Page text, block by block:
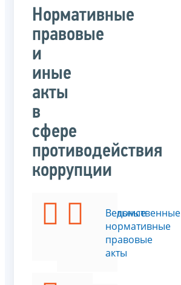
Нормативные
правовые
и
иные
акты
в
сфере
противодействия
коррупции
Федеральные
законы
Ведомственные
нормативные
правовые
акты